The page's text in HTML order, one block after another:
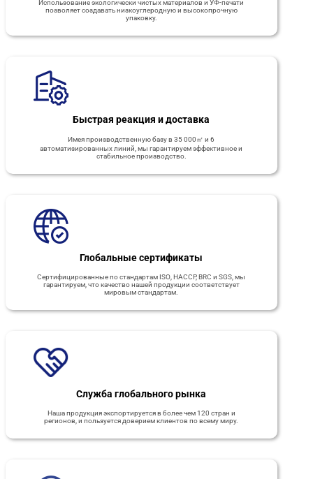
Использование экологически чистых материалов и УФ-печати
позволяет создавать низкоуглеродную и высокопрочную
упаковку.
Быстрая реакция и доставка
Имея производственную базу в 35 000㎡ и 6
автоматизированных линий, мы гарантируем эффективное и
стабильное производство.
Глобальные сертификаты
Сертифицированные по стандартам ISO, HACCP, BRC и SGS, мы
гарантируем, что качество нашей продукции соответствует
мировым стандартам.
Служба глобального рынка
Наша продукция экспортируется в более чем 120 стран и
регионов, и пользуется доверием клиентов по всему миру.